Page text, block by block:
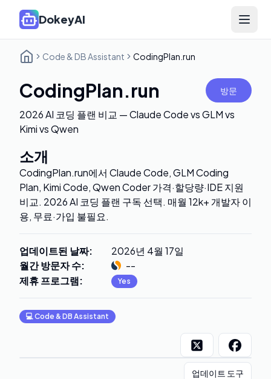
DokeyAI Open
Code & DB Assistant CodingPlan.run
CodingPlan.run 방문
2026 AI 코딩 플랜 비교 — Claude Code vs GLM vs
Kimi vs Qwen
소개
CodingPlan.run에서 Claude Code, GLM Coding
Plan, Kimi Code, Qwen Coder 가격·할당량·IDE 지원
비교. 2026 AI 코딩 플랜 구독 선택. 매월 12k+ 개발자 이
용, 무료·가입 불필요.
업데이트된 날짜:
2026년 4월 17일
월간 방문자 수:
--
제휴 프로그램: Yes
💻Code & DB Assistant
업데이트 도구